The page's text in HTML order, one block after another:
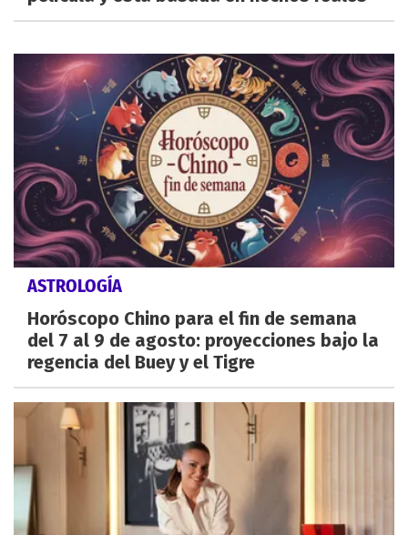
ASTROLOGÍA
Horóscopo Chino para el fin de semana
del 7 al 9 de agosto: proyecciones bajo la
regencia del Buey y el Tigre